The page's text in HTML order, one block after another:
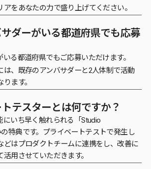
をあなたの力で盛り上げてください。
ダーがいる都道府県でも応募
る都道府県でもご応募いただけます。
は、既存のアンバサダーと2人体制で活動
ます。
テスターとは何ですか？
にいち早く触れられる「Studio
特典です。プライベートテストで発生し
どはプロダクトチームに連携をし、改善に
用させていただきます。